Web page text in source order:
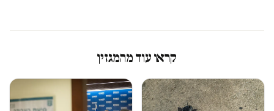
קראו עוד מהמגזין